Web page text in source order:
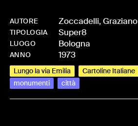
AUTORE Zoccadelli, Graziano
TIPOLOGIA Super8
LUOGO Bologna
ANNO 1973
Lungo la via Emilia Cartoline Italiane
monumenti
città